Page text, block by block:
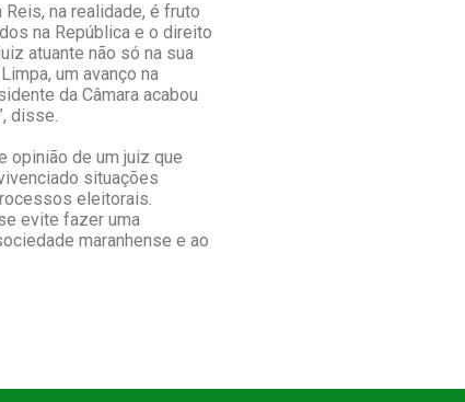
na realidade, é fruto
na República e o direito
atuante não só na sua
um avanço na
da Câmara acabou
disse.
opinião de um juiz que
situações
eleitorais.
evite fazer uma
maranhense e ao